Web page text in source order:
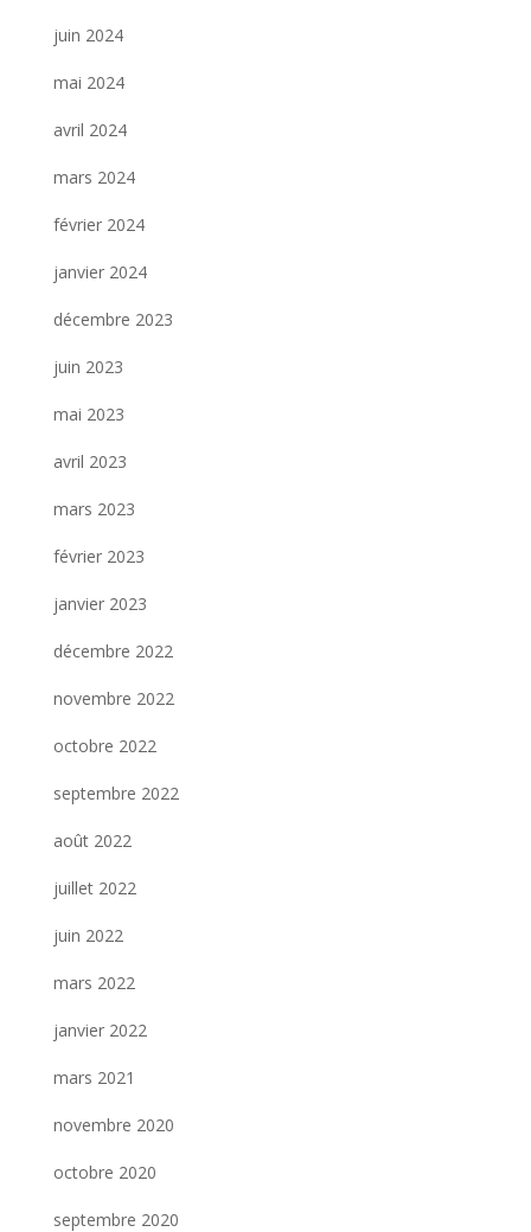
juin 2024
mai 2024
avril 2024
mars 2024
février 2024
janvier 2024
décembre 2023
juin 2023
mai 2023
avril 2023
mars 2023
février 2023
janvier 2023
décembre 2022
novembre 2022
octobre 2022
septembre 2022
août 2022
juillet 2022
juin 2022
mars 2022
janvier 2022
mars 2021
novembre 2020
octobre 2020
septembre 2020